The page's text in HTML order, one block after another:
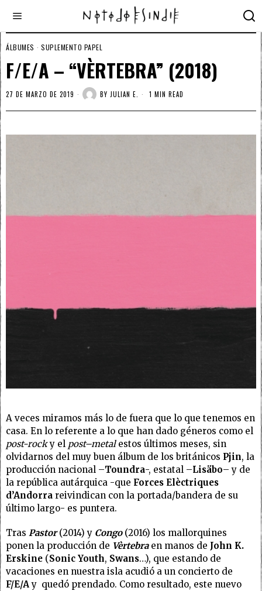
ÁLBUMES · SUPLEMENTO PAPEL
F/E/A – “VÈRTEBRA” (2018)
27 DE MARZO DE 2019 BY JULIAN E. 1 MIN READ
A veces miramos más lo de fuera que lo que tenemos en
casa. En lo referente a lo que han dado géneros como el
post-rocky el post–metal estos últimos meses, sin
olvidarnos del muy buen álbum de los británicos Pjin, la
producción nacional –Toundra-, estatal –Lisäbo– y de
la república autárquica -que Forces Elèctriques
d’Andorra reivindican con la portada/bandera de su
último largo- es puntera.
Tras Pastor(2014) y Congo(2016) los mallorquines
ponen la producción de Vèrtebraen manos de John K.
Erskine (Sonic Youth, Swans…), que estando de
vacaciones en nuestra isla acudió a un concierto de
F/E/Ay quedó prendado. Como resultado, este nuevo